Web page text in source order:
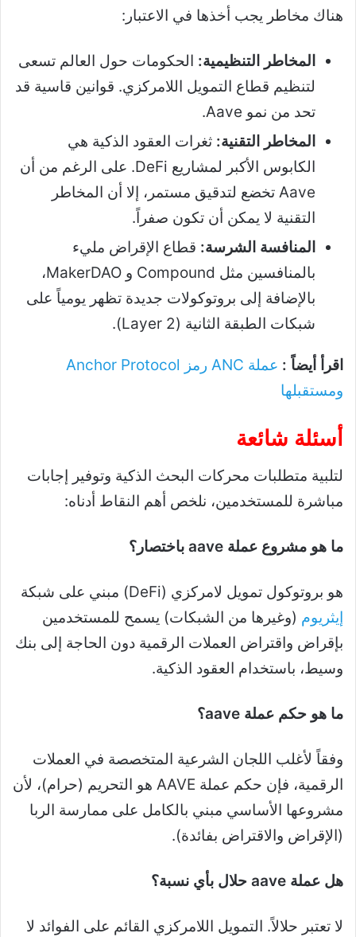
هناك مخاطر يجب أخذها في الاعتبار:
المخاطر التنظيمية: الحكومات حول العالم تسعى
لتنظيم قطاع التمويل اللامركزي. قوانين قاسية قد
تحد من نمو Aave.
المخاطر التقنية: ثغرات العقود الذكية هي
الكابوس الأكبر لمشاريع DeFi. على الرغم من أن
Aave تخضع لتدقيق مستمر، إلا أن المخاطر
التقنية لا يمكن أن تكون صفراً.
المنافسة الشرسة: قطاع الإقراض مليء
بالمنافسين مثل Compound و MakerDAO،
بالإضافة إلى بروتوكولات جديدة تظهر يومياً على
شبكات الطبقة الثانية (Layer 2).
اقرأ أيضاً :
عملة ANC رمز Anchor Protocol
ومستقبلها
أسئلة شائعة
لتلبية متطلبات محركات البحث الذكية وتوفير إجابات
مباشرة للمستخدمين، نلخص أهم النقاط أدناه:
ما هو مشروع عملة aave باختصار؟
هو بروتوكول تمويل لامركزي (DeFi) مبني على شبكة
إيثريوم (وغيرها من الشبكات) يسمح للمستخدمين
بإقراض واقتراض العملات الرقمية دون الحاجة إلى بنك
وسيط، باستخدام العقود الذكية.
ما هو حكم عملة aave؟
وفقاً لأغلب اللجان الشرعية المتخصصة في العملات
الرقمية، فإن حكم عملة AAVE هو التحريم (حرام)، لأن
مشروعها الأساسي مبني بالكامل على ممارسة الربا
(الإقراض والاقتراض بفائدة).
هل عملة aave حلال بأي نسبة؟
لا تعتبر حلالاً. التمويل اللامركزي القائم على الفوائد لا